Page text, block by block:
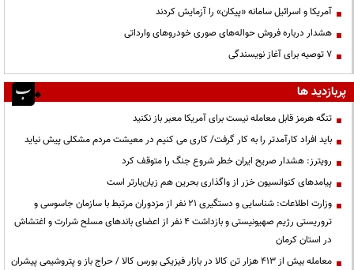
آمریکا و اسرائیل سامانه «پیکان» را آزمایش کردند
هشدار درباره فروش حواله‌های صوری خودروهای وارداتی
۷ توصیه برای آغاز نویسندگی
پربازدید ها
تنگه هرمز قابل معامله نیست برای آمریکا معبر باز نکنید
باید افراد کارآمدتر را به کار گرفت/ کاری می کنیم در معیشت مردم مشکلی پیش نیاید
رویترز: هشدار صریح ایران خطر شروع جنگ را متوقف کرد
پیامدهای کنوانسیون خزر از واگذاری بحرین هم زیان‌بارتر است
وزارت اطلاعات: شناسایی و دستگیری ۲۱ نفر از مزدوران مرتبط با سازمان جاسوسی و
تروریستی رژیم صهیونیستی و بازداشت ۴ نفر از اعضای باندهای مسلح شرارت و اغتشاش
در استان کرمان
معامله بیش از ۴۱۳ هزار تن کالا در بازار فیزیکی بورس کالا / حراج باز و پتروشیمی پیشران